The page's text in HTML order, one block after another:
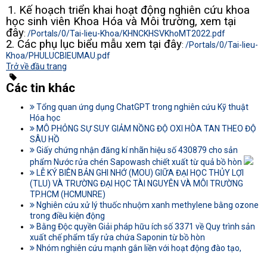
1. Kế hoạch triển khai hoạt động nghiên cứu khoa
học sinh viên Khoa Hóa và Môi trường, xem tại
đây: /Portals/0/Tai-lieu-Khoa/KHNCKHSVKhoMT2022.pdf
2. Các phụ lục biểu mẫu xem tại đây: /Portals/0/Tai-lieu-
Khoa/PHULUCBIEUMAU.pdf
Trở về đầu trang
Các tin khác
Tổng quan ứng dụng ChatGPT trong nghiên cứu Kỹ thuật
Hóa học
MÔ PHỎNG SỰ SUY GIẢM NỒNG ĐỘ OXI HÒA TAN THEO ĐỘ
SÂU HỒ
Giấy chứng nhận đăng kí nhãn hiệu số 430879 cho sản
phẩm Nước rửa chén Sapowash chiết xuất từ quả bồ hòn
LỄ KÝ BIÊN BẢN GHI NHỚ (MOU) GIỮA ĐẠI HỌC THỦY LỢI
(TLU) VÀ TRƯỜNG ĐẠI HỌC TÀI NGUYÊN VÀ MÔI TRƯỜNG
TP.HCM (HCMUNRE)
Nghiên cứu xử lý thuốc nhuộm xanh methylene bằng ozone
trong điều kiện động
Bằng Độc quyền Giải pháp hữu ích số 3371 về Quy trình sản
xuất chế phẩm tẩy rửa chứa Saponin từ bồ hòn
Nhóm nghiên cứu mạnh gắn liền với hoạt động đào tạo,